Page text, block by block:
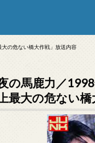
大の危ない橋大作戦」放送内容
の馬鹿力／
最大の危ない